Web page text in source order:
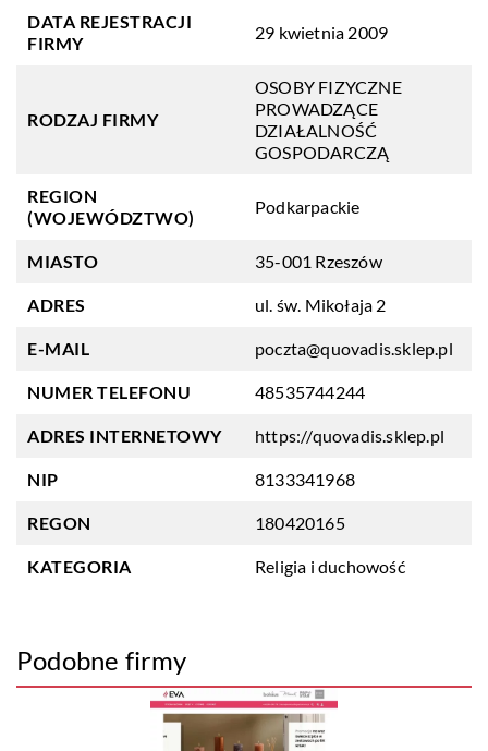
DATA REJESTRACJI
FIRMY
29 kwietnia 2009
RODZAJ FIRMY
OSOBY FIZYCZNE
PROWADZĄCE
DZIAŁALNOŚĆ
GOSPODARCZĄ
REGION
(WOJEWÓDZTWO)
Podkarpackie
MIASTO 35-001 Rzeszów
ADRES ul. św. Mikołaja 2
E-MAIL poczta@quovadis.sklep.pl
NUMER TELEFONU 48535744244
ADRES INTERNETOWY https://quovadis.sklep.pl
NIP 8133341968
REGON 180420165
KATEGORIA Religia i duchowość
Podobne firmy